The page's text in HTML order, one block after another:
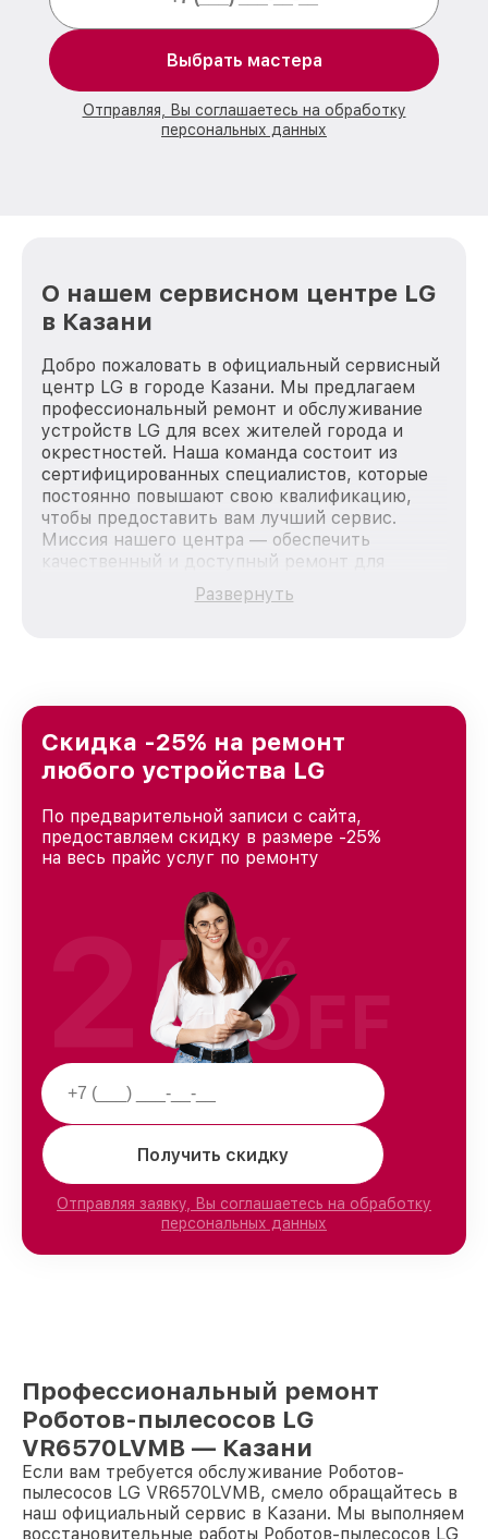
Выбрать мастера
Отправляя, Вы соглашаетесь на обработку
персональных данных
О нашем сервисном центре LG
в Казани
Добро пожаловать в официальный сервисный
центр LG в городе Казани. Мы предлагаем
профессиональный ремонт и обслуживание
устройств LG для всех жителей города и
окрестностей. Наша команда состоит из
сертифицированных специалистов, которые
постоянно повышают свою квалификацию,
чтобы предоставить вам лучший сервис.
Миссия нашего центра — обеспечить
качественный и доступный ремонт для
каждого пользователя продукции LG, вне
зависимости от сложности поломки. Мы
и лояльности наших клиентов.
Развернуть
Скидка -25% на ремонт
любого устройства LG
По предварительной записи с сайта,
предоставляем скидку в размере -25%
на весь прайс услуг по ремонту
Получить скидку
Отправляя заявку, Вы соглашаетесь на обработку
персональных данных
25%
OFF
Профессиональный ремонт
Роботов-пылесосов LG
VR6570LVMB — Казани
Если вам требуется обслуживание Роботов-
пылесосов LG VR6570LVMB, смело обращайтесь в
наш официальный сервис в Казани. Мы выполняем
восстановительные работы Роботов-пылесосов LG